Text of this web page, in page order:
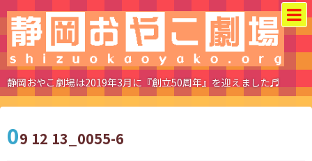
静岡おやこ劇場は2019年3月に『創立50周年』を迎えました♬
09 12 13_0055-6